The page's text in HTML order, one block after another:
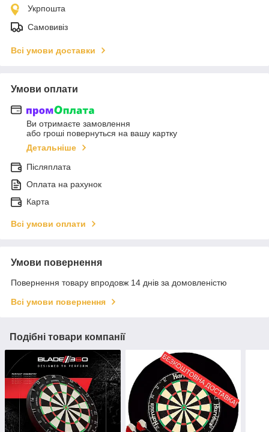
Укрпошта
Самовивіз
Всі умови доставки
Умови оплати
Ви отримаєте замовлення
або гроші повернуться на вашу картку
Детальніше
Післяплата
Оплата на рахунок
Карта
Всі умови оплати
Умови повернення
Повернення товару впродовж 14 днів за домовленістю
Всі умови повернення
Подібні товари компанії